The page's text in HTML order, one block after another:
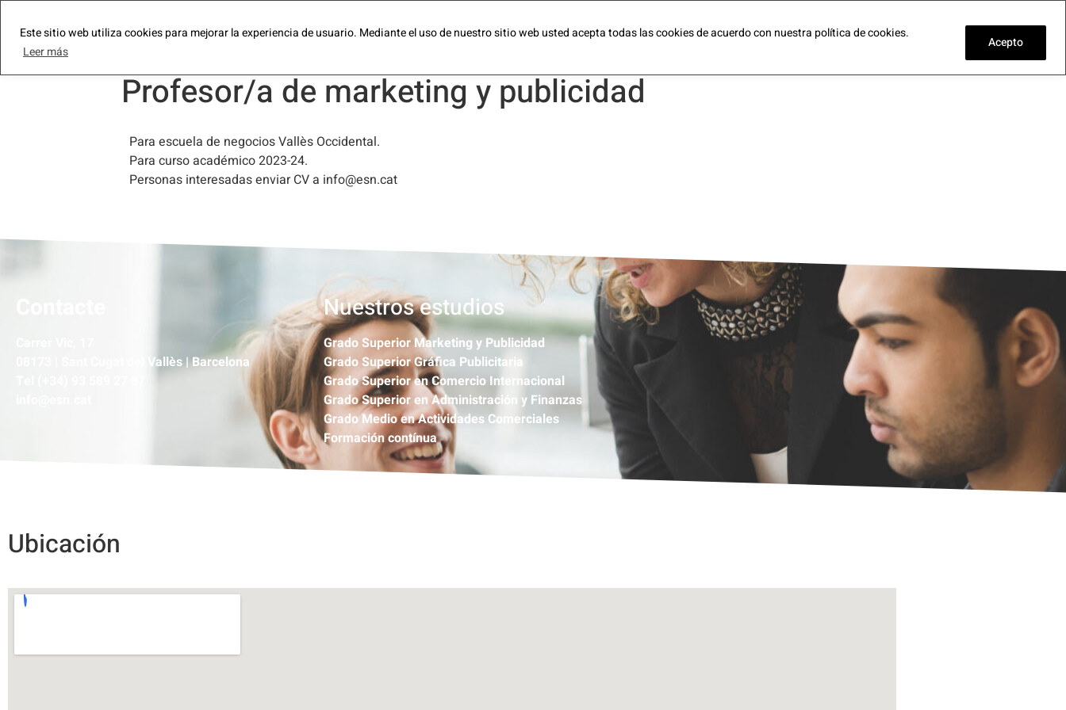
Este sitio web utiliza cookies para mejorar la experiencia de usuario. Mediante el uso de nuestro sitio web usted acepta todas las cookies de acuerdo con nuestra política de cookies.
Leer más
Acepto
ESN Consultoría Programas Campus Empresa Trabajo Contacto Redes Secretaría Reserva plaza
Profesor/a de marketing y publicidad
Para escuela de negocios Vallès Occidental.
Para curso académico 2023-24.
Personas interesadas enviar CV a info@esn.cat
08173 | Sant Cugat del Vallès | Barcelona
Nuestros estudios
Grado Superior Marketing y Publicidad
Grado Superior Gráfica Publicitaria
Grado Superior en Comercio Internacional
Grado Superior en Administración y Finanzas
Grado Medio en Actividades Comerciales
Formación contínua
Ubicación
ENFRDEPTES